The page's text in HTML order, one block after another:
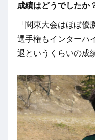
成績はどうでしたか
「関東大会はほぼ
選手権もインターハ
退というくらいの成